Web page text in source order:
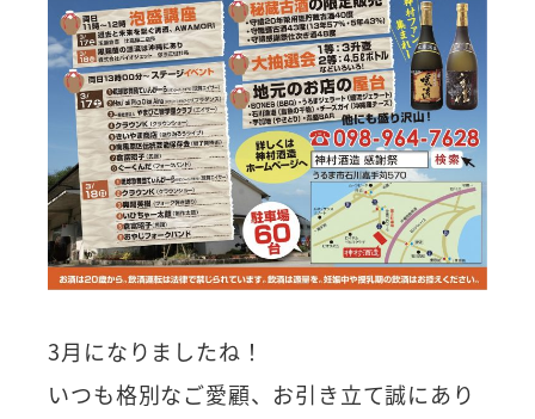
3月になりましたね！
いつも格別なご愛顧、お引き立て誠にあり